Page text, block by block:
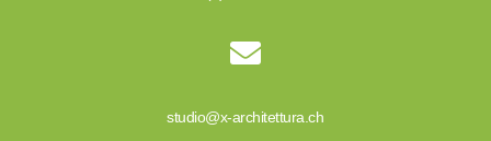

studio@x-architettura.ch